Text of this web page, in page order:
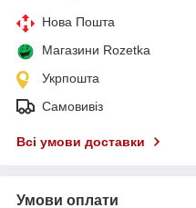
Нова Пошта
Магазини Rozetka
Укрпошта
Самовивіз
Всі умови доставки
Умови оплати